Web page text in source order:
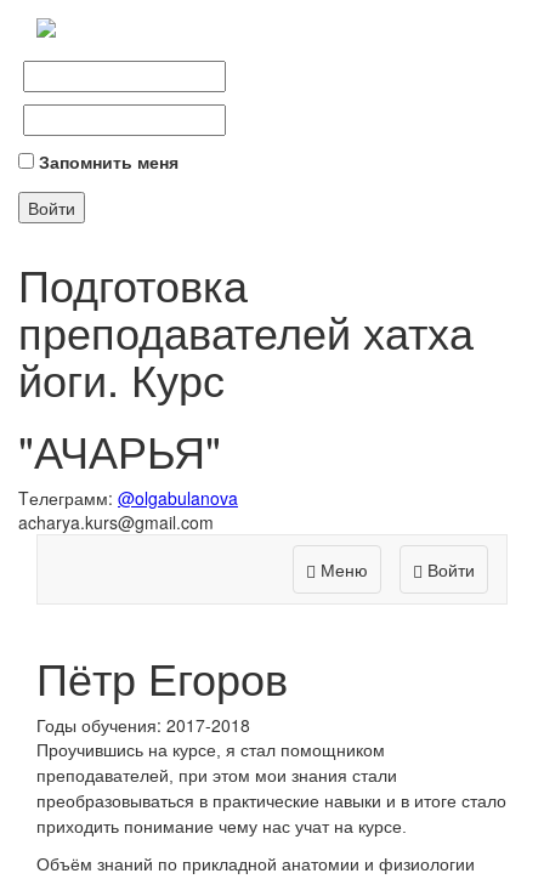
Запомнить меня
Подготовка
преподавателей хатха
йоги. Курс
"АЧАРЬЯ"
Tелеграмм: @olgabulanova
acharya.kurs@gmail.com
Войти
Меню
Пётр Егоров
Годы обучения: 2017-2018
Проучившись на курсе, я стал помощником
преподавателей, при этом мои знания стали
преобразовываться в практические навыки и в итоге стало
приходить понимание чему нас учат на курсе.
Объём знаний по прикладной анатомии и физиологии